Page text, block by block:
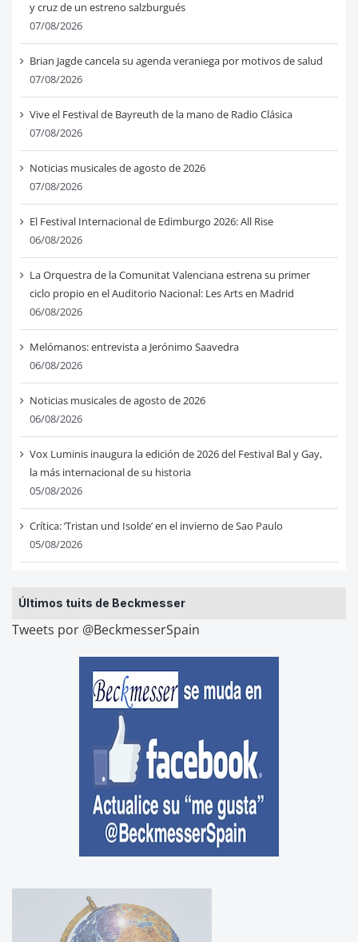
y cruz de un estreno salzburgués
07/08/2026
Brian Jagde cancela su agenda veraniega por motivos de salud
07/08/2026
Vive el Festival de Bayreuth de la mano de Radio Clásica
07/08/2026
Noticias musicales de agosto de 2026
07/08/2026
El Festival Internacional de Edimburgo 2026: All Rise
06/08/2026
La Orquestra de la Comunitat Valenciana estrena su primer
ciclo propio en el Auditorio Nacional: Les Arts en Madrid
06/08/2026
Melómanos: entrevista a Jerónimo Saavedra
06/08/2026
Noticias musicales de agosto de 2026
06/08/2026
Vox Luminis inaugura la edición de 2026 del Festival Bal y Gay,
la más internacional de su historia
05/08/2026
Crítica: ‘Tristan und Isolde’ en el invierno de Sao Paulo
05/08/2026
Últimos tuits de Beckmesser
Tweets por @BeckmesserSpain